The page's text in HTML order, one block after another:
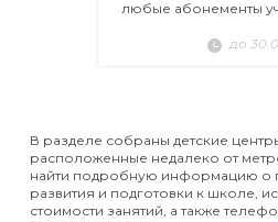
любые абонементы
до
В разделе собраны детские
расположенные недалеко от
найти подробную информацию о
развития и подготовки к школе,
стоимости занятий, а также